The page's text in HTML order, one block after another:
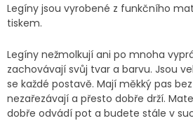
Legíny jsou vyrobené z funkčního
tiskem.
Legíny nežmolkují ani po mnoha
zachovávají svůj tvar a barvu. Jsou
se každé postavě. Mají měkký pas
nezařezávají a přesto dobře drží.
dobře odvádí pot a budete stále v